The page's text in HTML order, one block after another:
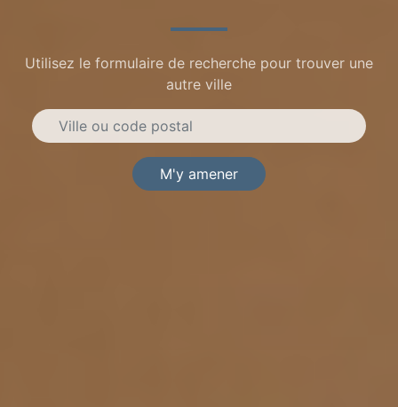
Utilisez le formulaire de recherche pour trouver une
autre ville
M'y amener